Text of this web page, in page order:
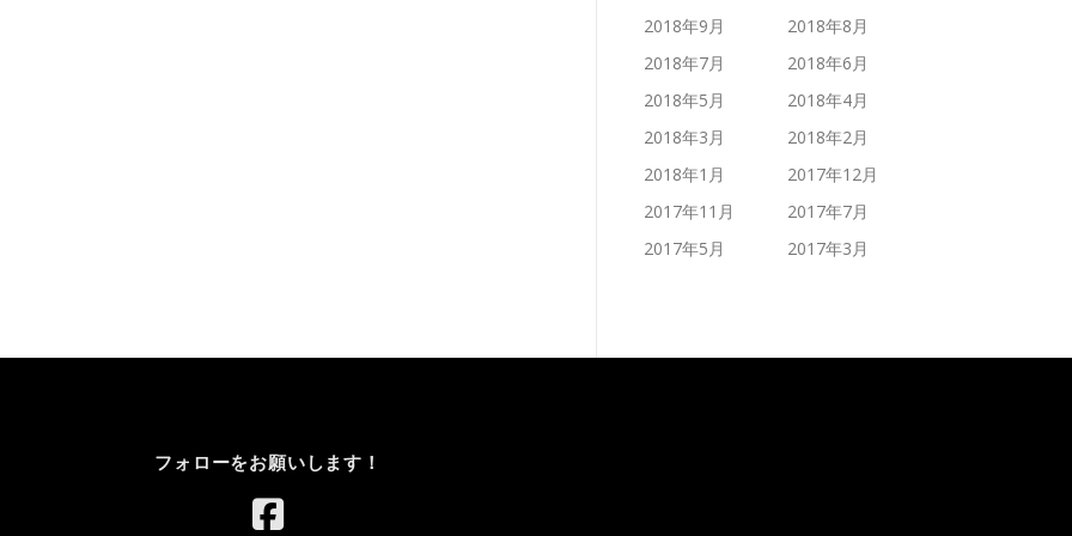
2018年9月
2018年8月
2018年7月
2018年6月
2018年5月
2018年4月
2018年3月
2018年2月
2018年1月
2017年12月
2017年11月
2017年7月
2017年5月
2017年3月
フォローをお願いします！